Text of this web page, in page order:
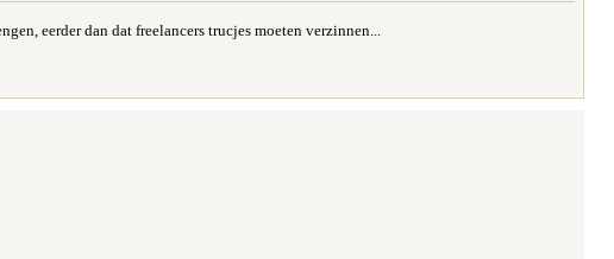
eerder dan dat freelancers trucjes moeten verzinnen...